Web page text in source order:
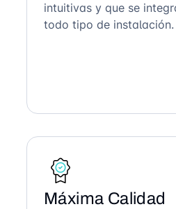
intuitivas y que se
todo tipo de instalación.
Máxima Calidad